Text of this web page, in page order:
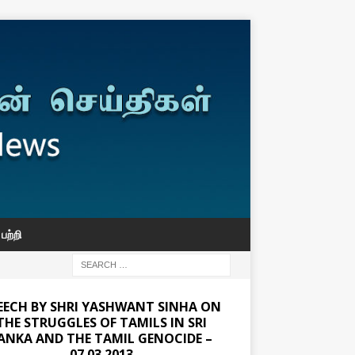
BY SHRI YASHWANT SINHA ON
STRUGGLES OF TAMILS IN SRI
AND THE TAMIL GENOCIDE –